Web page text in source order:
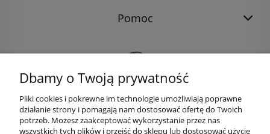
Pomoc
Dbamy o Twoją prywatność
Pliki cookies i pokrewne im technologie umożliwiają poprawne
działanie strony i pomagają nam dostosować ofertę do Twoich
potrzeb. Możesz zaakceptować wykorzystanie przez nas
wszystkich tych plików i przejść do sklepu lub dostosować użycie